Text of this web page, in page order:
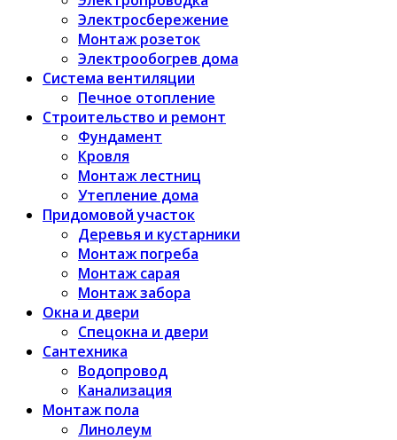
Электросбережение
Монтаж розеток
Электрообогрев дома
Система вентиляции
Печное отопление
Строительство и ремонт
Фундамент
Кровля
Монтаж лестниц
Утепление дома
Придомовой участок
Деревья и кустарники
Монтаж погреба
Монтаж сарая
Монтаж забора
Окна и двери
Спецокна и двери
Сантехника
Водопровод
Канализация
Монтаж пола
Линолеум